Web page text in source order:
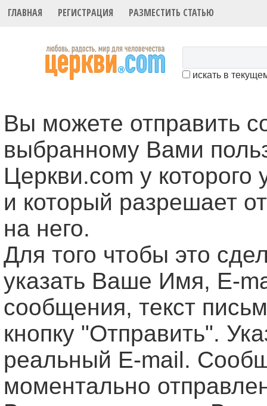
ГЛАВНАЯ РЕГИСТРАЦИЯ РАЗМЕСТИТЬ СТАТЬЮ
искать в
Вы можете отправить
выбранному Вами
Церкви.com у которого
и который разрешает
на него.
Для того чтобы это
указать Ваше Имя, Е-
сообщения, текст
кнопку "Отправить".
реальный E-mail.
моментально